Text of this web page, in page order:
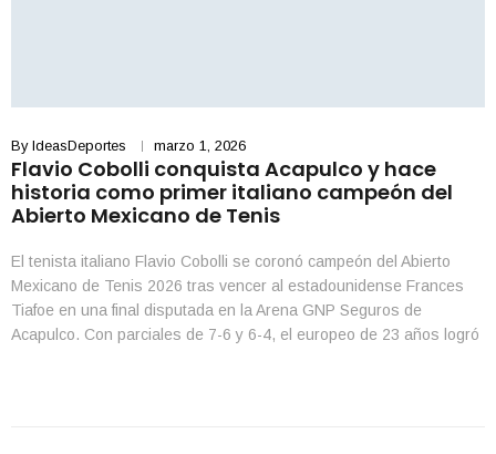
By IdeasDeportes marzo 1, 2026
Flavio Cobolli conquista Acapulco y hace
historia como primer italiano campeón del
Abierto Mexicano de Tenis
El tenista italiano Flavio Cobolli se coronó campeón del Abierto
Mexicano de Tenis 2026 tras vencer al estadounidense Frances
Tiafoe en una final disputada en la Arena GNP Seguros de
Acapulco. Con parciales de 7-6 y 6-4, el europeo de 23 años logró